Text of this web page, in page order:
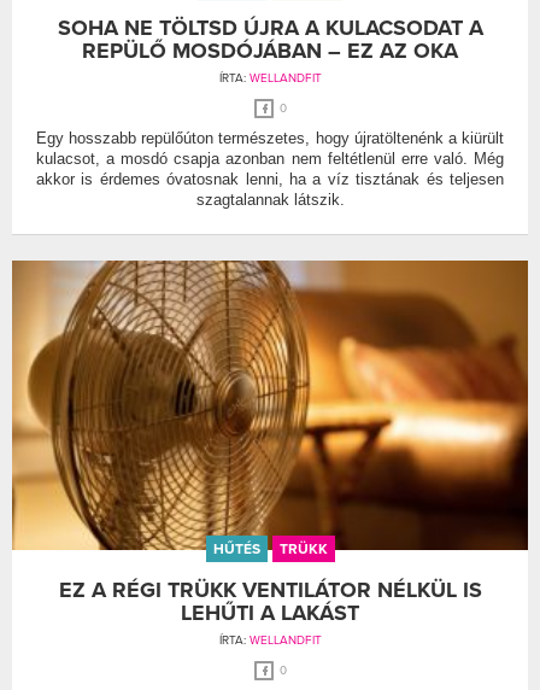
SOHA NE TÖLTSD ÚJRA A KULACSODAT A
REPÜLŐ MOSDÓJÁBAN – EZ AZ OKA
ÍRTA: WELLANDFIT
0
Egy hosszabb repülőúton természetes, hogy újratöltenénk a kiürült
kulacsot, a mosdó csapja azonban nem feltétlenül erre való. Még
akkor is érdemes óvatosnak lenni, ha a víz tisztának és teljesen
szagtalannak látszik.
HŰTÉS TRÜKK
EZ A RÉGI TRÜKK VENTILÁTOR NÉLKÜL IS
LEHŰTI A LAKÁST
ÍRTA: WELLANDFIT
0